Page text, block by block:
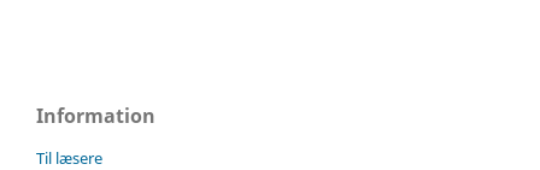
Information
Til læsere